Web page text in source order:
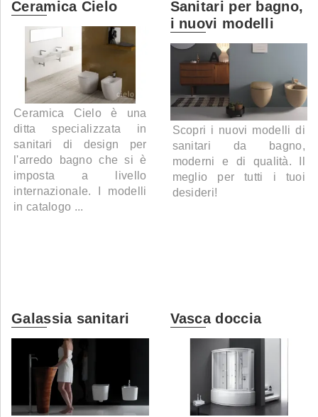
Ceramica Cielo
Ceramica Cielo è una
ditta specializzata in
sanitari di design per
l'arredo bagno che si è
imposta a livello
internazionale. I modelli
in catalogo ...
Sanitari per bagno,
i nuovi modelli
Scopri i nuovi modelli di
sanitari da bagno,
moderni e di qualità. Il
meglio per tutti i tuoi
desideri!
Galassia sanitari Vasca doccia